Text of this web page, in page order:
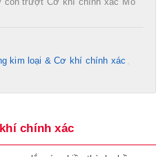
kim loại & Cơ khí chính xác
chính xác